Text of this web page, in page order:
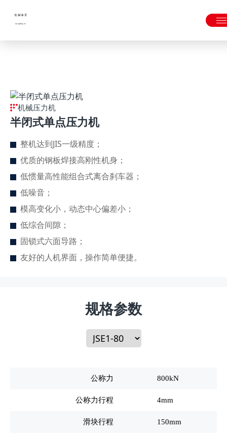
友好的人机界面，操作简单便捷。">
机械压力机
半闭式单点压力机
整机达到JIS一级精度；
优质的钢板焊接高刚性机身；
低惯量高性能组合式离合刹车器；
低噪音；
模高变化小，动态中心偏差小；
低综合间隙；
固锁式六面导路；
友好的人机界面，操作简单便捷。
规格参数
公称力 800kN
公称力行程 4mm
滑块行程 150mm